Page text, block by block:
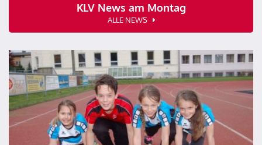
KLV News am Montag
ALLE NEWS